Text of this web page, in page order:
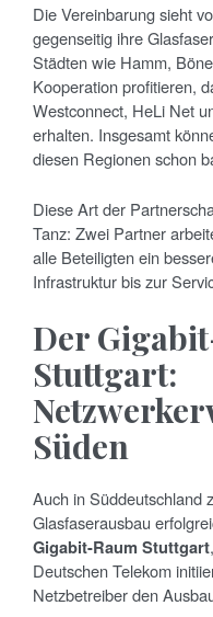
Die Vereinbarung sieht
gegenseitig ihre
Städten wie Hamm,
Kooperation profitieren,
Westconnect, HeLi Net
erhalten. Insgesamt
diesen Regionen schon
Diese Art der
Tanz: Zwei Partner
alle Beteiligten ein
Infrastruktur bis zur
Der
Stuttgart:
Süden
Auch in Süddeutschland
Glasfaserausbau
Gigabit-Raum Stuttgart
Deutschen Telekom
Netzbetreiber den